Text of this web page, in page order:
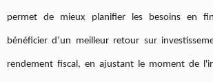
permet de mieux planifier les besoins en
bénéficier d’un meilleur retour sur
rendement fiscal, en ajustant le moment de